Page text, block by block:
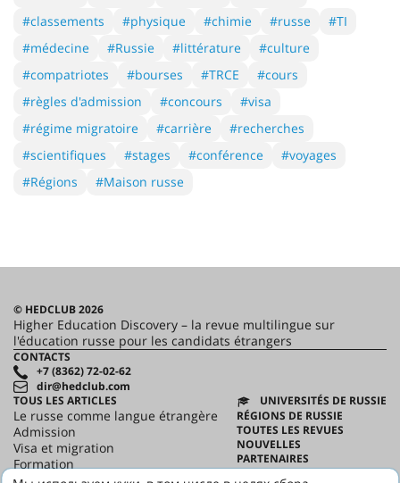
#classements
#physique #chimie #russe
#TI
#médecine
#Russie #littérature
#culture
#compatriotes
#bourses #TRCE
#cours
#règles d'admission
#concours
#visa
#régime migratoire
#carrière
#recherches
#scientifiques
#stages #conférence
#voyages
#Régions
#Maison russe
© HEDCLUB 2026
Higher Education Discovery – la revue multilingue sur
l'éducation russe pour les candidats étrangers
CONTACTS
+7 (8362) 72-02-62
dir@hedclub.com
TOUS LES ARTICLES
Le russe comme langue étrangère
Admission
Visa et migration
Formation
UNIVERSITÉS DE RUSSIE
RÉGIONS DE RUSSIE
TOUTES LES REVUES
NOUVELLES
PARTENAIRES
CONTRAT D'UTILISATION